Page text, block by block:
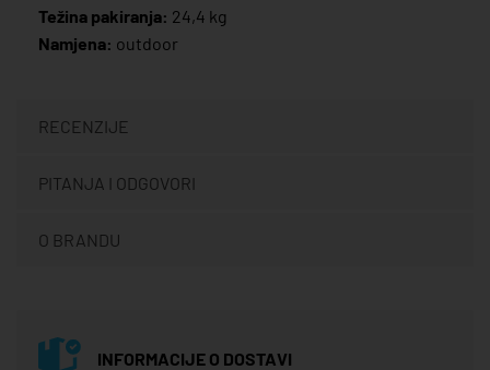
Težina pakiranja: 24,4 kg
Namjena: outdoor
RECENZIJE
PITANJA I ODGOVORI
O BRANDU
INFORMACIJE O DOSTAVI